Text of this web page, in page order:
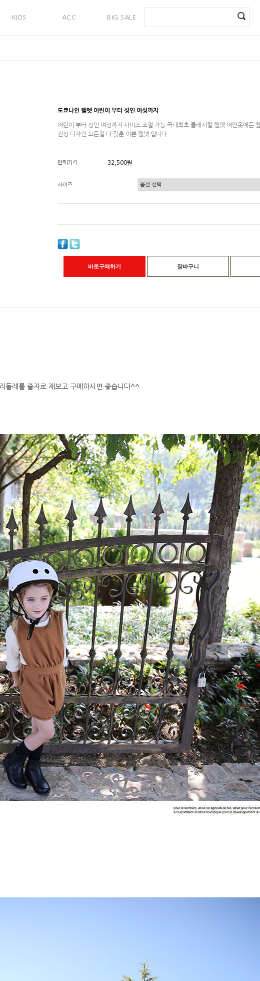
KIDS ACC BIG SALE
도쿄나인 헬멧 어린이 부터 성인 여성까지
어린이 부터 성인 여성까지 사이즈 조절 가능 국내최초 클래시컬 헬멧 어떤옷에든
전성 디자인 모든걸 다 갖춘 이쁜 헬멧 입니다
판매가격 32,500원
사이즈
바로구매하기 장바구니
둘레를 줄자로 재보고 구매하시면 좋습니다^^